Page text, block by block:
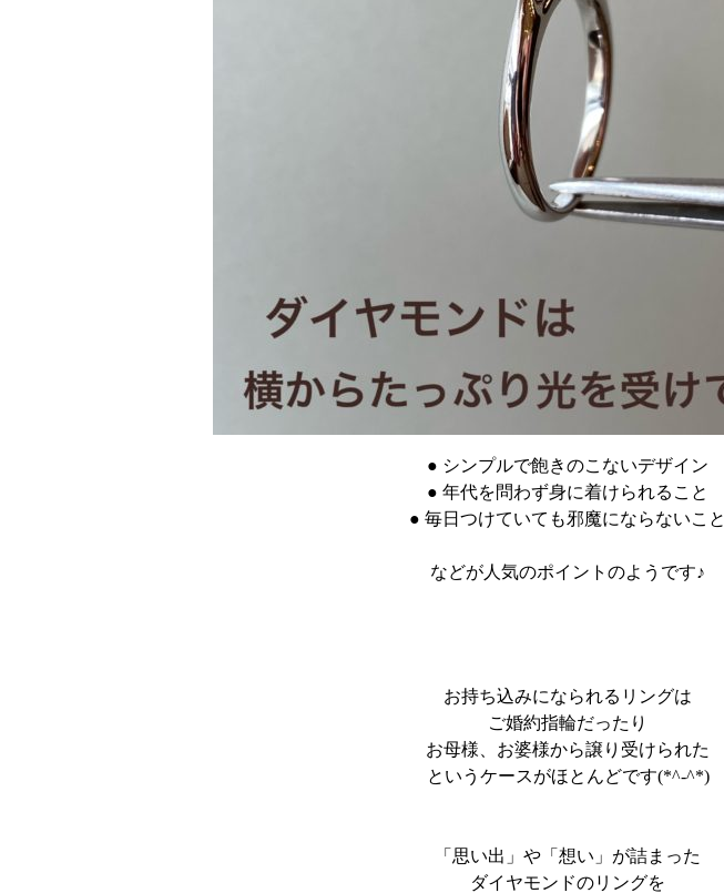
● シンプルで飽きのこないデザイン
● 年代を問わず身に着けられること
● 毎日つけていても邪魔にならないこと
などが人気のポイントのようです♪
お持ち込みになられるリングは
ご婚約指輪だったり
お母様、お婆様から譲り受けられた
というケースがほとんどです(*^-^*)
「思い出」や「想い」が詰まった
ダイヤモンドのリングを